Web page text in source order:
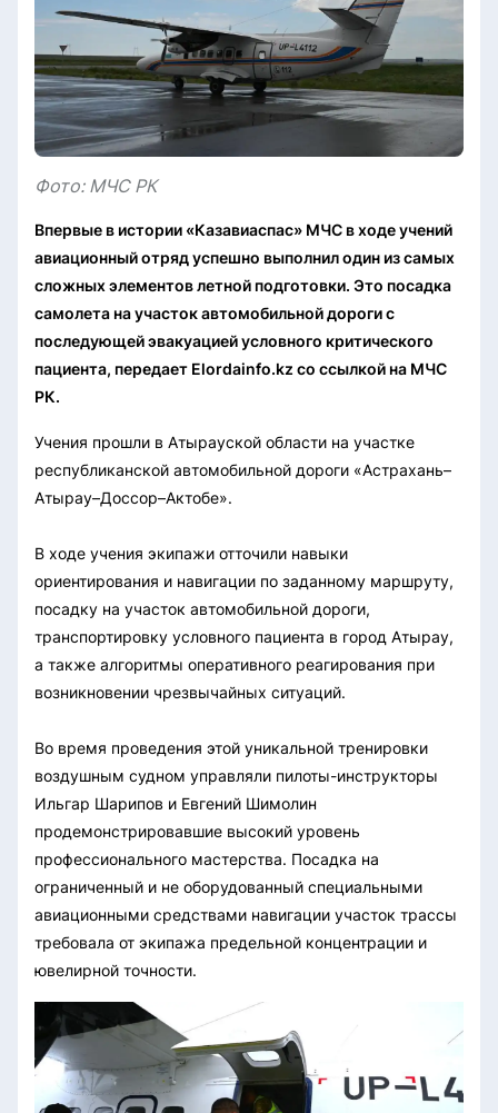
Фото: МЧС РК
Впервые в истории «Казавиаспас» МЧС в ходе учений
авиационный отряд успешно выполнил один из самых
сложных элементов летной подготовки. Это посадка
самолета на участок автомобильной дороги с
последующей эвакуацией условного критического
пациента, передает Elordainfo.kz со ссылкой на МЧС
РК.
Учения прошли в Атырауской области на участке
республиканской автомобильной дороги «Астрахань–
Атырау–Доссор–Актобе».
В ходе учения экипажи отточили навыки
ориентирования и навигации по заданному маршруту,
посадку на участок автомобильной дороги,
транспортировку условного пациента в город Атырау,
а также алгоритмы оперативного реагирования при
возникновении чрезвычайных ситуаций.
Во время проведения этой уникальной тренировки
воздушным судном управляли пилоты-инструкторы
Ильгар Шарипов и Евгений Шимолин
продемонстрировавшие высокий уровень
профессионального мастерства. Посадка на
ограниченный и не оборудованный специальными
авиационными средствами навигации участок трассы
требовала от экипажа предельной концентрации и
ювелирной точности.